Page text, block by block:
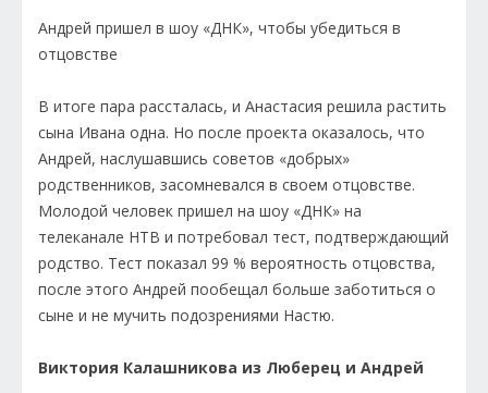
Андрей пришел в шоу «ДНК», чтобы убедиться в
отцовстве
В итоге пара рассталась, и Анастасия решила растить
сына Ивана одна. Но после проекта оказалось, что
Андрей, наслушавшись советов «добрых»
родственников, засомневался в своем отцовстве.
Молодой человек пришел на шоу «ДНК» на
телеканале НТВ и потребовал тест, подтверждающий
родство. Тест показал 99 % вероятность отцовства,
после этого Андрей пообещал больше заботиться о
сыне и не мучить подозрениями Настю.
Виктория Калашникова из Люберец и Андрей